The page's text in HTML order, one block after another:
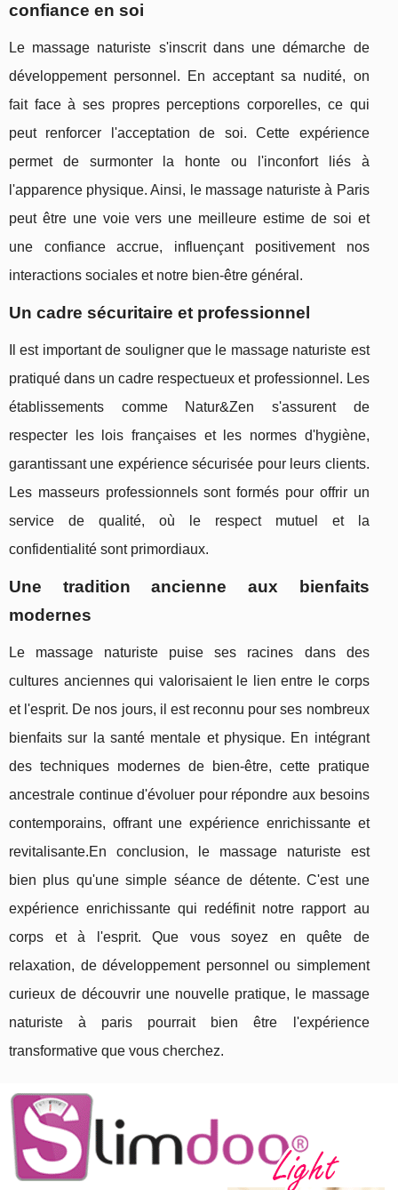
confiance en soi
Le massage naturiste s'inscrit dans une démarche de
développement personnel. En acceptant sa nudité, on
fait face à ses propres perceptions corporelles, ce qui
peut renforcer l'acceptation de soi. Cette expérience
permet de surmonter la honte ou l'inconfort liés à
l'apparence physique. Ainsi, le massage naturiste à Paris
peut être une voie vers une meilleure estime de soi et
une confiance accrue, influençant positivement nos
interactions sociales et notre bien-être général.
Un cadre sécuritaire et professionnel
Il est important de souligner que le massage naturiste est
pratiqué dans un cadre respectueux et professionnel. Les
établissements comme Natur&Zen s'assurent de
respecter les lois françaises et les normes d'hygiène,
garantissant une expérience sécurisée pour leurs clients.
Les masseurs professionnels sont formés pour offrir un
service de qualité, où le respect mutuel et la
confidentialité sont primordiaux.
Une tradition ancienne aux bienfaits
modernes
Le massage naturiste puise ses racines dans des
cultures anciennes qui valorisaient le lien entre le corps
et l'esprit. De nos jours, il est reconnu pour ses nombreux
bienfaits sur la santé mentale et physique. En intégrant
des techniques modernes de bien-être, cette pratique
ancestrale continue d'évoluer pour répondre aux besoins
contemporains, offrant une expérience enrichissante et
revitalisante.En conclusion, le massage naturiste est
bien plus qu'une simple séance de détente. C'est une
expérience enrichissante qui redéfinit notre rapport au
corps et à l'esprit. Que vous soyez en quête de
relaxation, de développement personnel ou simplement
curieux de découvrir une nouvelle pratique, le massage
naturiste à paris pourrait bien être l'expérience
transformative que vous cherchez.